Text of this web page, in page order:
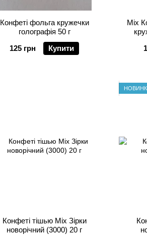
Конфеті фольга кружечки
голографія 50 г
125 грн
Купити
Mix
Конфеті тішью Mix Зірки
новорічний (3000) 20 г